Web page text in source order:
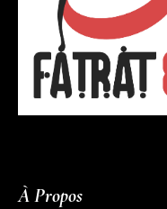
À Propos